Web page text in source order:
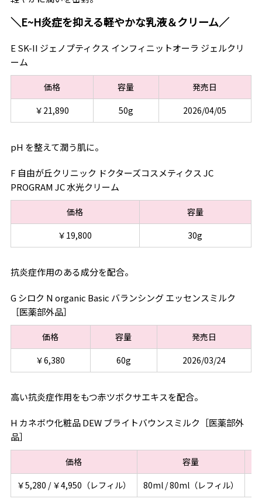
＼E~H炎症を抑える軽やかな乳液＆クリーム／
E SK-II ジェノプティクス インフィニットオーラ ジェルクリ
ーム
価格 容量
発売日
￥21,890
50g 2026/04/05
pH を整えて潤う肌に。
F 自由が丘クリニック ドクターズコスメティクス JC
PROGRAM JC 水光クリーム
価格
容量
￥19,800
30g
抗炎症作用のある成分を配合。
G シロク N organic Basic バランシング エッセンスミルク
［医薬部外品］
価格 容量
発売日
￥6,380
60g 2026/03/24
高い抗炎症作用をもつ赤ツボクサエキスを配合。
H カネボウ化粧品 DEW ブライトバウンスミルク［医薬部外
品］
価格 容量
￥5,280 / ￥4,950（レフィル）
80ml / 80ml（レフィル）